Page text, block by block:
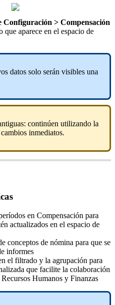
Configuración > Compensación
que aparece en el espacio de
datos solo serán visibles una
: continúen utilizando la
cambios inmediatos.
íodos en Compensación para
én actualizados en el espacio de
conceptos de nómina para que se
informes
el filtrado y la agrupación para
que facilite la colaboración
Recursos Humanos y Finanzas